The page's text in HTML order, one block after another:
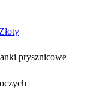
Złoty
prysznicowe